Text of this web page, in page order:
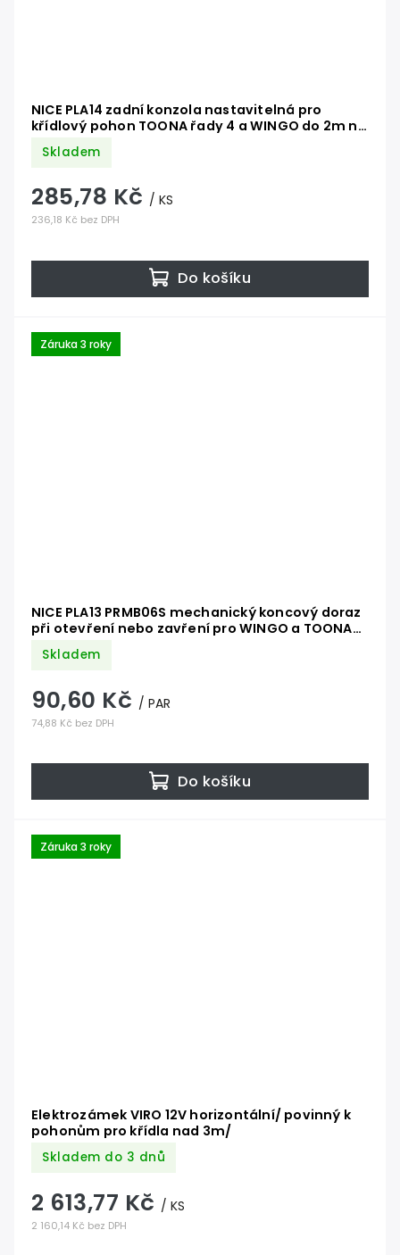
NICE PLA14 zadní konzola nastavitelná pro
křídlový pohon TOONA řady 4 a WINGO do 2m na
Skladem
236,18 Kč bez DPH
285,78 Kč / KS
Do košíku
Záruka 3 roky
NICE PLA13 PRMB06S mechanický koncový doraz
při otevření nebo zavření pro WINGO a TOONA
řady 4 a TOONA řady 5
Skladem
74,88 Kč bez DPH
90,60 Kč / PAR
Do košíku
Záruka 3 roky
Elektrozámek VIRO 12V horizontální/ povinný k
pohonům pro křídla nad 3m/
Skladem do 3 dnů
2 160,14 Kč bez DPH
2 613,77 Kč / KS